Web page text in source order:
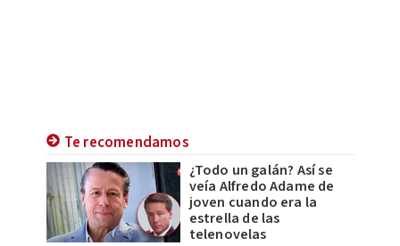
Te recomendamos
¿Todo un galán? Así se
veía Alfredo Adame de
joven cuando era la
estrella de las
telenovelas